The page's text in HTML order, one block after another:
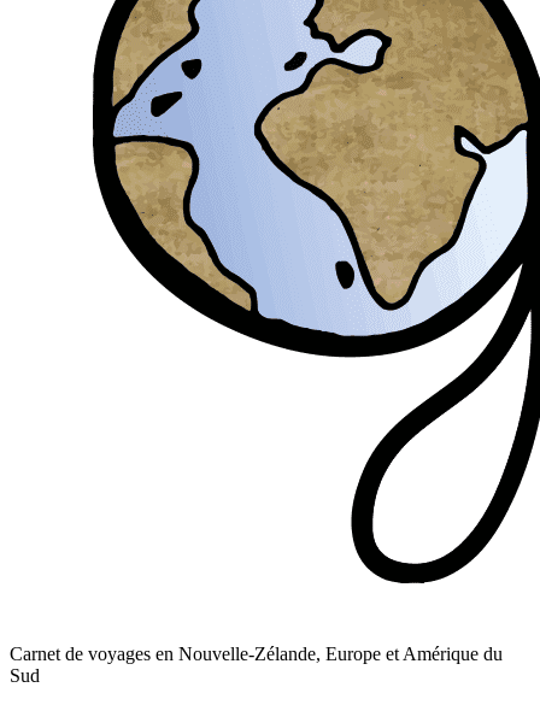
Carnet de voyages en Nouvelle-Zélande, Europe et Amérique du
Sud